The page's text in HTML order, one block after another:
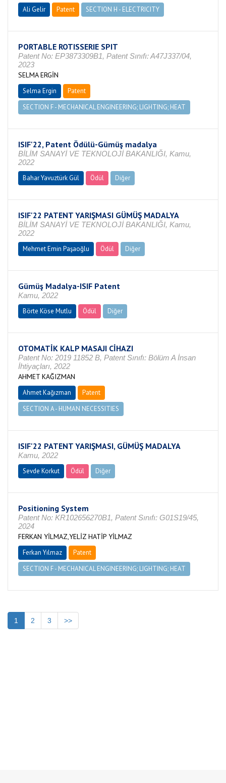
Ali Gelir Patent SECTION H - ELECTRICITY
PORTABLE ROTISSERIE SPIT
Patent No: EP3873309B1, Patent Sınıfı: A47J337/04,
2023
SELMA ERGİN
Selma Ergin
Patent
SECTION F - MECHANICAL ENGINEERING; LIGHTING; HEAT
ISIF'22, Patent Ödülü-Gümüş madalya
BİLİM SANAYİ VE TEKNOLOJİ BAKANLIĞI, Kamu,
2022
Bahar Yavuztürk Gül
Ödül Diğer
ISIF'22 PATENT YARIŞMASI GÜMÜŞ MADALYA
BİLİM SANAYİ VE TEKNOLOJİ BAKANLIĞI, Kamu,
2022
Mehmet Emin Paşaoğlu
Ödül Diğer
Gümüş Madalya-ISIF Patent
Kamu, 2022
Börte Köse Mutlu
Ödül Diğer
OTOMATİK KALP MASAJI CİHAZI
Patent No: 2019 11852 B, Patent Sınıfı: Bölüm A İnsan
İhtiyaçları, 2022
AHMET KAĞIZMAN
Ahmet Kağızman
Patent
SECTION A - HUMAN NECESSITIES
ISIF'22 PATENT YARIŞMASI, GÜMÜŞ MADALYA
Kamu, 2022
Sevde Korkut
Ödül Diğer
Positioning System
Patent No: KR102656270B1, Patent Sınıfı: G01S19/45,
2024
FERKAN YİLMAZ,YELİZ HATİP YİLMAZ
Ferkan Yılmaz
Patent
SECTION F - MECHANICAL ENGINEERING; LIGHTING; HEAT
1 2 3 >>